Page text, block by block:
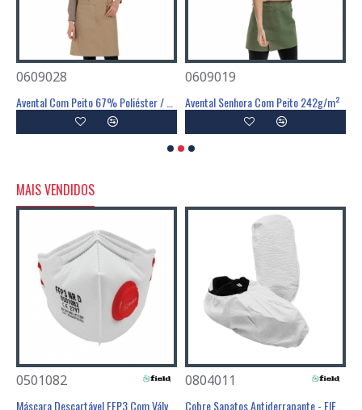
0609028 0609019
Avental Senhora Com Peito 242g/m²
MAIS VENDIDOS
0501082 0804011